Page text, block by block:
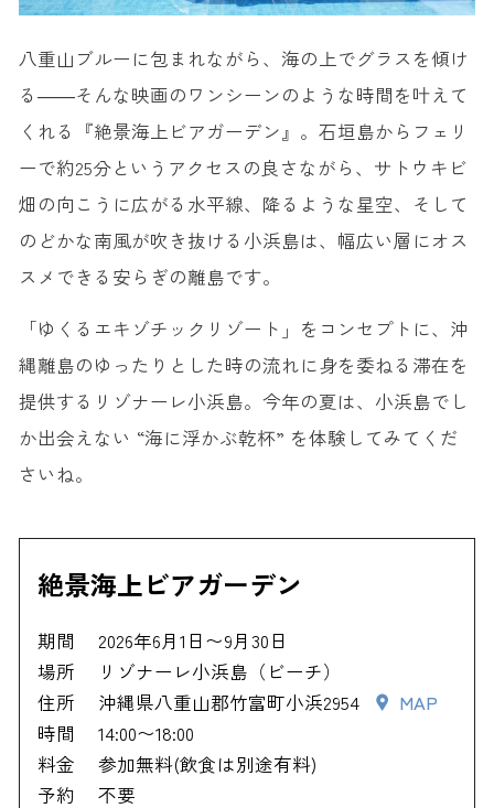
八重山ブルーに包まれながら、海の上でグラスを傾け
る――そんな映画のワンシーンのような時間を叶えて
くれる『絶景海上ビアガーデン』。石垣島からフェリ
ーで約25分というアクセスの良さながら、サトウキビ
畑の向こうに広がる水平線、降るような星空、そして
のどかな南風が吹き抜ける小浜島は、幅広い層にオス
スメできる安らぎの離島です。
「ゆくるエキゾチックリゾート」をコンセプトに、沖
縄離島のゆったりとした時の流れに身を委ねる滞在を
提供するリゾナーレ小浜島。今年の夏は、小浜島でし
か出会えない “海に浮かぶ乾杯” を体験してみてくだ
さいね。
絶景海上ビアガーデン
期間
2026年6月1日〜9月30日
場所
リゾナーレ小浜島（ビーチ）
住所
沖縄県八重山郡竹富町小浜2954
MAP
時間
14:00〜18:00
料金
参加無料(飲食は別途有料)
予約
不要